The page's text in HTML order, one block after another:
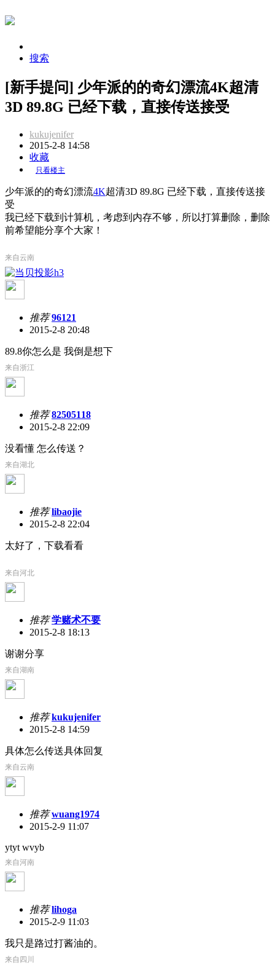
搜索
[新手提问] 少年派的的奇幻漂流4K超清
3D 89.8G 已经下载，直接传送接受
kukujenifer
2015-2-8 14:58
收藏
只看楼主
少年派的的奇幻漂流4K超清3D 89.8G 已经下载，直接传送接
受
我已经下载到计算机，考虑到内存不够，所以打算删除，删除
前希望能分享个大家！
来自云南
推荐96121
2015-2-8 20:48
89.8你怎么是 我倒是想下
来自浙江
推荐82505118
2015-2-8 22:09
没看懂 怎么传送？
来自湖北
推荐libaojie
2015-2-8 22:04
太好了，下载看看
来自河北
推荐学赌术不要
2015-2-8 18:13
谢谢分享
来自湖南
推荐kukujenifer
2015-2-8 14:59
具体怎么传送具体回复
来自云南
推荐wuang1974
2015-2-9 11:07
ytyt wvyb
来自河南
推荐lihoga
2015-2-9 11:03
我只是路过打酱油的。
来自四川